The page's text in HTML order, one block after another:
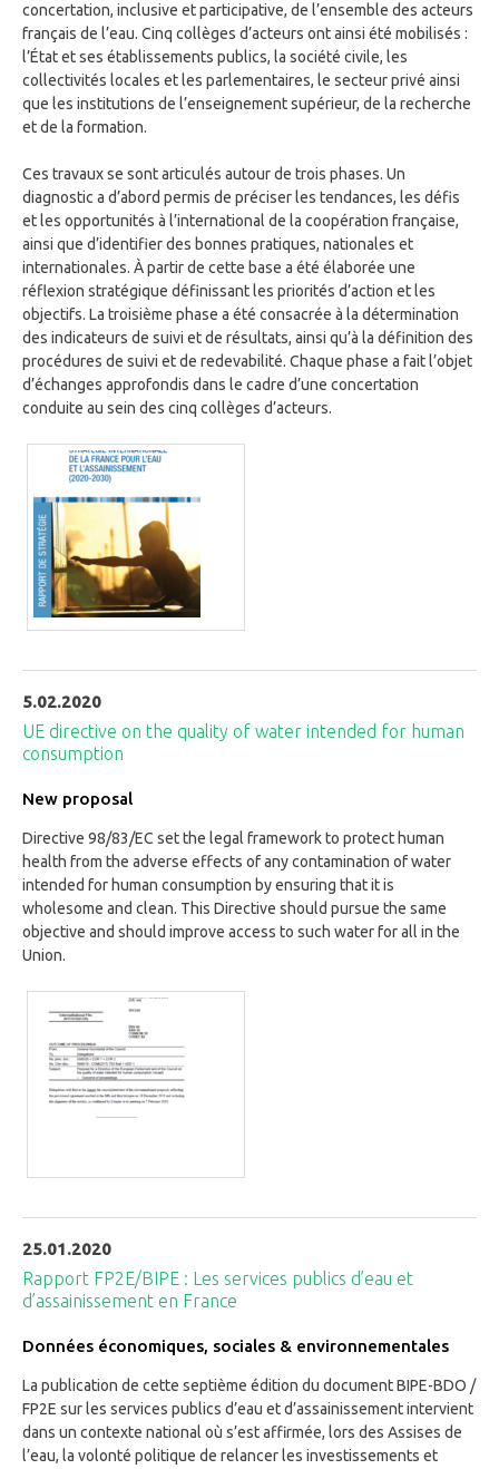
concertation, inclusive et participative, de l’ensemble des acteurs
français de l’eau. Cinq collèges d’acteurs ont ainsi été mobilisés :
l’État et ses établissements publics, la société civile, les
collectivités locales et les parlementaires, le secteur privé ainsi
que les institutions de l’enseignement supérieur, de la recherche
et de la formation.
Ces travaux se sont articulés autour de trois phases. Un
diagnostic a d’abord permis de préciser les tendances, les défis
et les opportunités à l’international de la coopération française,
ainsi que d’identifier des bonnes pratiques, nationales et
internationales. À partir de cette base a été élaborée une
réflexion stratégique définissant les priorités d’action et les
objectifs. La troisième phase a été consacrée à la détermination
des indicateurs de suivi et de résultats, ainsi qu’à la définition des
procédures de suivi et de redevabilité. Chaque phase a fait l’objet
d’échanges approfondis dans le cadre d’une concertation
conduite au sein des cinq collèges d’acteurs.
5.02.2020
UE directive on the quality of water intended for human
consumption
New proposal
Directive 98/83/EC set the legal framework to protect human
health from the adverse effects of any contamination of water
intended for human consumption by ensuring that it is
wholesome and clean. This Directive should pursue the same
objective and should improve access to such water for all in the
Union.
25.01.2020
Rapport FP2E/BIPE : Les services publics d’eau et
d’assainissement en France
Données économiques, sociales & environnementales
La publication de cette septième édition du document BIPE-BDO /
FP2E sur les services publics d’eau et d’assainissement intervient
dans un contexte national où s’est affirmée, lors des Assises de
l’eau, la volonté politique de relancer les investissements et